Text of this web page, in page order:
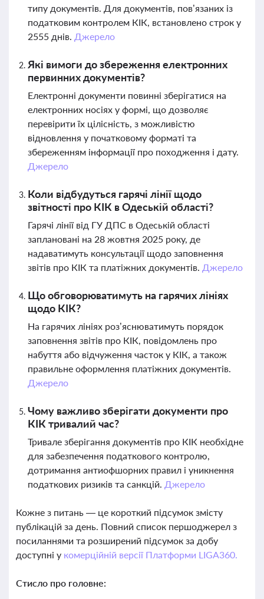
типу документів. Для документів, пов’язаних із
податковим контролем КІК, встановлено строк у
2555 днів. Джерело
Які вимоги до збереження електронних
первинних документів?
Електронні документи повинні зберігатися на
електронних носіях у формі, що дозволяє
перевірити їх цілісність, з можливістю
відновлення у початковому форматі та
збереженням інформації про походження і дату.
Джерело
Коли відбудуться гарячі лінії щодо
звітності про КІК в Одеській області?
Гарячі лінії від ГУ ДПС в Одеській області
заплановані на 28 жовтня 2025 року, де
надаватимуть консультації щодо заповнення
звітів про КІК та платіжних документів. Джерело
Що обговорюватимуть на гарячих лініях
щодо КІК?
На гарячих лініях роз’яснюватимуть порядок
заповнення звітів про КІК, повідомлень про
набуття або відчуження часток у КІК, а також
правильне оформлення платіжних документів.
Джерело
Чому важливо зберігати документи про
КІК тривалий час?
Тривале зберігання документів про КІК необхідне
для забезпечення податкового контролю,
дотримання антиофшорних правил і уникнення
податкових ризиків та санкцій. Джерело
Кожне з питань — це короткий підсумок змісту
публікацій за день. Повний список першоджерел з
посиланнями та розширений підсумок за добу
доступні у комерційній версії Платформи LIGA360.
Стисло про головне: